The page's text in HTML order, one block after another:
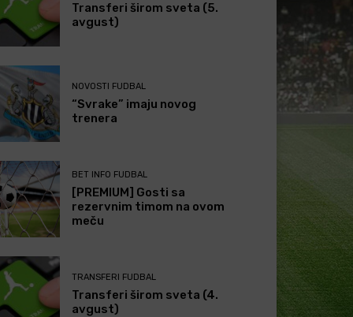
Transferi širom sveta (5.
avgust)
NOVOSTI FUDBAL
“Svrake” imaju novog
trenera
BET INFO FUDBAL
[PREMIUM] Gosti sa
rezervnim timom na ovom
meču
TRANSFERI FUDBAL
Transferi širom sveta (4.
avgust)